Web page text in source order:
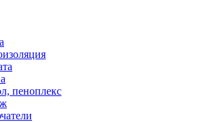
пеноплекс